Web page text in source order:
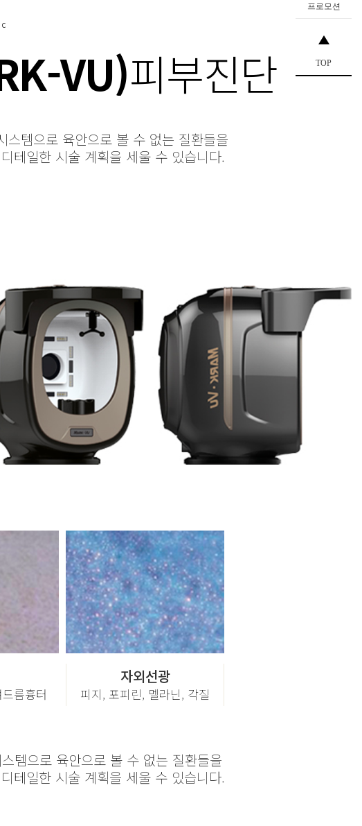
VU)피부진단
스템으로 육안으로 볼 수 없는 질환들을
테일한 시술 계획을 세울 수 있습니다.
름흉터
자외선광
피지, 포피린, 멜라닌, 각질
템으로 육안으로 볼 수 없는 질환들을
테일한 시술 계획을 세울 수 있습니다.
프로모션
TOP